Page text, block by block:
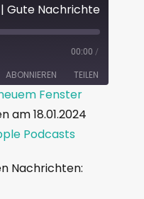
00:00 /
ABONNIEREN TEILEN
Apple Podcasts
Fenster
am 18.01.2024
Podcasts
Nachrichten: